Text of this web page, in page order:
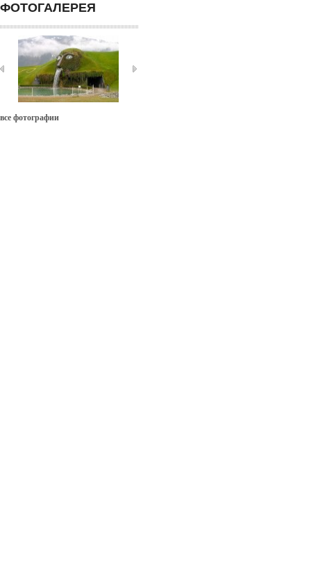
ФОТОГАЛЕРЕЯ
все фотографии